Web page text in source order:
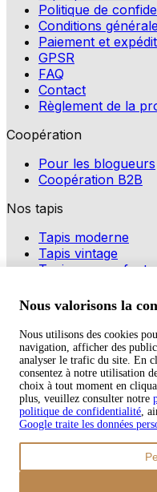
Politique de
Conditions
Paiement et
GPSR
FAQ
Contact
Règlement de la
Coopération
Pour les blogueurs
Coopération B2B
Nos tapis
Tapis moderne
Tapis vintage
Tapis pour enfants
Modes de paiement
Copyright © 2026
Nous valorisons la
Nous utilisons des cookies
navigation, afficher des
analyser le trafic du site. En
consentez à notre utilisation
choix à tout moment en
plus, veuillez consulter notre
politique de confidentialité,
Google traite les données
Panier
0,00